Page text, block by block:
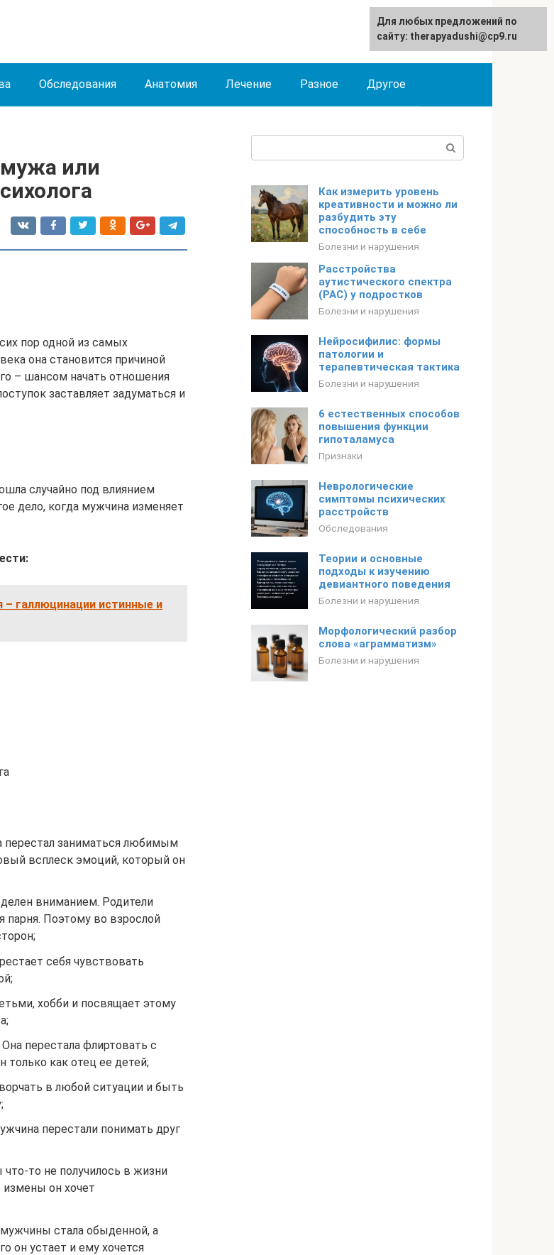
Обследования Анатомия Лечение Разное Другое
или
пор одной из самых
она становится причиной
– шансом начать отношения
заставляет задуматься и
случайно под влиянием
дело, когда мужчина изменяет
– галлюцинации истинные и
перестал заниматься любимым
всплеск эмоций, который он
вниманием. Родители
парня. Поэтому во взрослой
себя чувствовать
хобби и посвящает этому
Она перестала флиртовать с
только как отец ее детей;
в любой ситуации и быть
перестали понимать друг
то не получилось в жизни
он хочет
стала обыденной, а
он устает и ему хочется
Как измерить уровень
креативности и можно ли
разбудить эту
способность в себе
Болезни и нарушения
Расстройства
аутистического спектра
(РАС) у подростков
Болезни и нарушения
Нейросифилис: формы
патологии и
терапевтическая тактика
Болезни и нарушения
6 естественных способов
повышения функции
гипоталамуса
Признаки
Неврологические
симптомы психических
расстройств
Обследования
Теории и основные
подходы к изучению
девиантного поведения
Болезни и нарушения
Морфологический разбор
слова «аграмматизм»
Болезни и нарушения
Для любых предложений по
сайту: therapyadushi@cp9.ru